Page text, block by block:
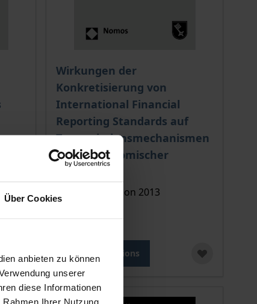
Über Cookies
anbieten zu können
unserer
diese Informationen
Ihrer Nutzung
chosen on the product page
Wirkungen der
Konkretisierung von
International Financial
Reporting Standards auf
Transmissionsmechanismen
makroökonomischer
Schocks
The price depends on the options chosen
Nomos, 1. Edition 2013
Select options